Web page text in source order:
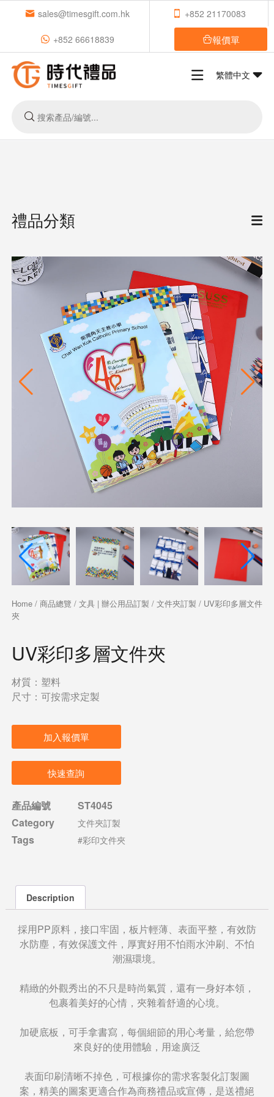
sales@timesgift.com.hk +852 21170083
+852 66618839 報價單
繁體中文
禮品分類
Home/ 商品總覽 / 文具 | 辦公用品訂製 / 文件夾訂製 / UV彩印多層文件
夾
UV彩印多層文件夾
材質：塑料
尺寸：可按需求定製
加入報價單
快速查詢
產品編號
ST4045
Category
文件夾訂製
Tags #彩印文件夾
Description
採用PP原料，接口牢固，板片輕薄、表面平整，有效防
水防塵，有效保護文件，厚實好用不怕雨水沖刷、不怕
潮濕環境。
精緻的外觀秀出的不只是時尚氣質，還有一身好本領，
包裹着美好的心情，夾雜着舒適的心境。
加硬底板，可手拿書寫，每個細節的用心考量，給您帶
來良好的使用體驗，用途廣泛
表面印刷清晰不掉色，可根據你的需求客製化訂製圖
案，精美的圖案更適合作為商務禮品或宣傳，是送禮絕